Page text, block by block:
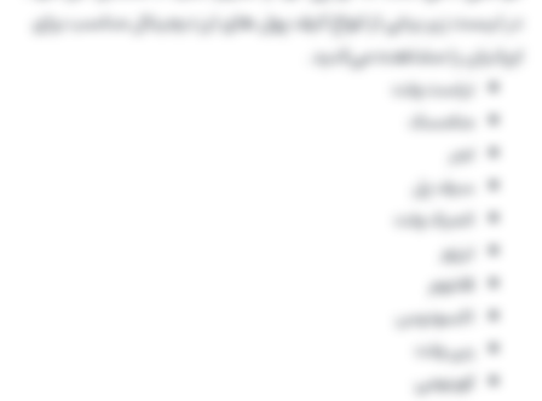
در لیست زیر برخی از انواع کیف پول های ارز دیجیتال مناسب برای
ایرانیان را مشاهده می‌کنید.
تراست ولت
متامسک
لجر
سیف پل
اتمیک ولت
ترزور
فانتوم
اکسودوس
ربی ولت
کوینومی